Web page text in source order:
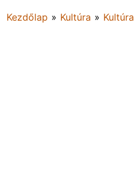
Kezdőlap » Kultúra » Kultúra